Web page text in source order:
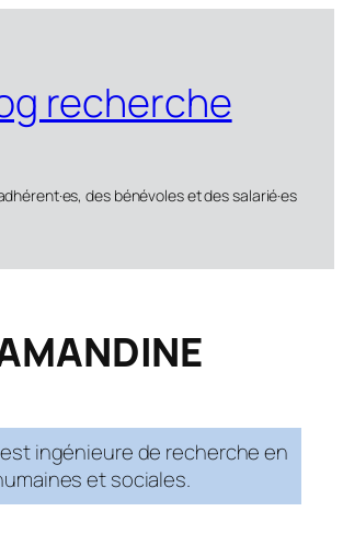
recherche
des bénévoles et des salarié·es
ingénieure de recherche en
et sociales.